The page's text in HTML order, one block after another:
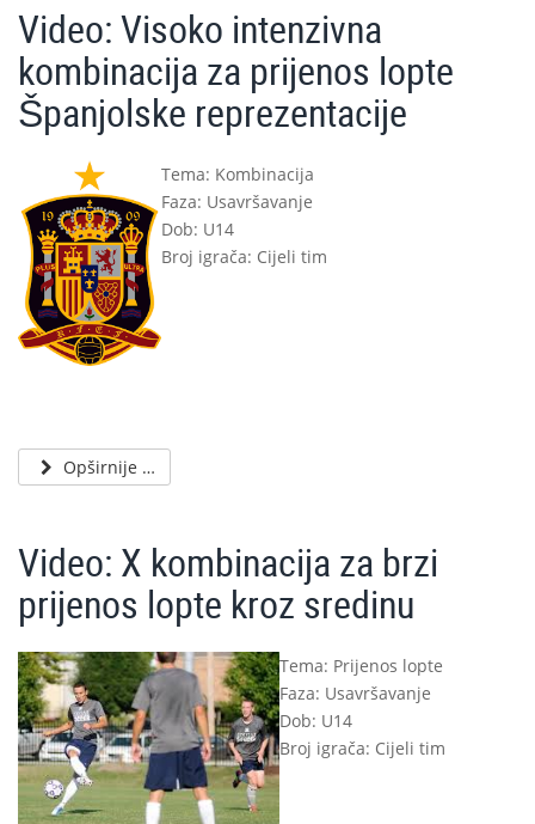
Video: Visoko intenzivna
kombinacija za prijenos lopte
Španjolske reprezentacije
Tema: Kombinacija
Faza: Usavršavanje
Dob: U14
Broj igrača: Cijeli tim
Opširnije …
Video: X kombinacija za brzi
prijenos lopte kroz sredinu
Tema: Prijenos lopte
Faza: Usavršavanje
Dob: U14
Broj igrača: Cijeli tim